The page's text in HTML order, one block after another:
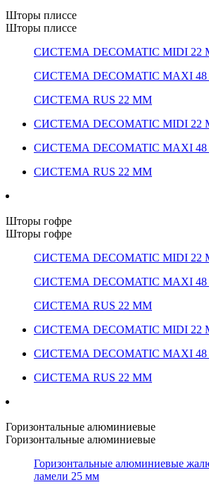
Шторы плиссе
Шторы плиссе
СИСТЕМА DECOMATIC MIDI
СИСТЕМА DECOMATIC MAXI
СИСТЕМА RUS 22 ММ
СИСТЕМА DECOMATIC MIDI
СИСТЕМА DECOMATIC MAXI
СИСТЕМА RUS 22 ММ
Шторы гофре
Шторы гофре
СИСТЕМА DECOMATIC MIDI
СИСТЕМА DECOMATIC MAXI
СИСТЕМА RUS 22 ММ
СИСТЕМА DECOMATIC MIDI
СИСТЕМА DECOMATIC MAXI
СИСТЕМА RUS 22 ММ
Горизонтальные алюминиевые
Горизонтальные алюминиевые
Горизонтальные алюминиевые
ламели 25 мм